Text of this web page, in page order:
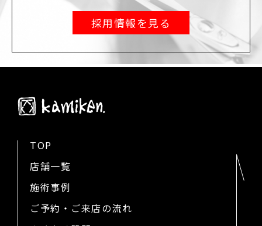
採用情報を見る
TOP
店舗一覧
施術事例
ご予約・ご来店の流れ